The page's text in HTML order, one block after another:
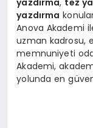
yazdırma, tez
yazdırma
Anova Akademi
uzman kadrosu,
memnuniyeti
Akademi,
yolunda en